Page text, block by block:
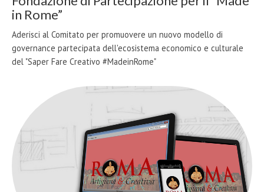
in Rome”
Aderisci al Comitato per promuovere un nuovo modello di
governance partecipata dell'ecosistema economico e culturale
del "Saper Fare Creativo #MadeinRome"